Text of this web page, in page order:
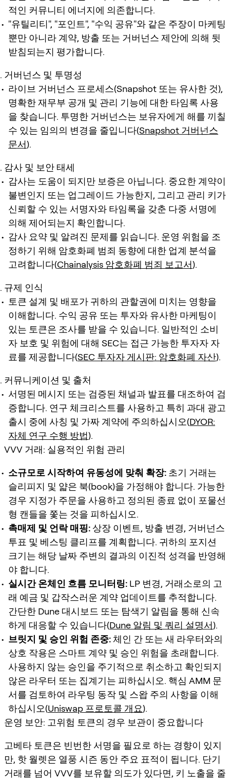
적인 커뮤니티 에너지에 의존합니다.
"유틸리티", "포인트", "수익 공유"와 같은 주장이 마케팅
뿐만 아니라 계약, 방출 또는 거버넌스 제안에 의해 뒷
받침되는지 평가합니다.
거버넌스 및 투명성
라이브 거버넌스 프로세스(Snapshot 또는 유사한 것),
명확한 재무부 공개 및 관리 기능에 대한 타임록 사용
을 찾습니다. 투명한 거버넌스는 보유자에게 해를 끼칠
수 있는 임의의 변경을 줄입니다(Snapshot 거버넌스
문서).
감사 및 보안 태세
감사는 도움이 되지만 보증은 아닙니다. 중요한 계약이
불변인지 또는 업그레이드 가능한지, 그리고 관리 키가
신뢰할 수 있는 서명자와 타임록을 갖춘 다중 서명에
의해 제어되는지 확인합니다.
감사 요약 및 알려진 문제를 읽습니다. 운영 위험을 조
정하기 위해 암호화폐 범죄 동향에 대한 업계 분석을
고려합니다(Chainalysis 암호화폐 범죄 보고서).
규제 인식
토큰 설계 및 배포가 귀하의 관할권에 미치는 영향을
이해합니다. 수익 공유 또는 투자와 유사한 마케팅이
있는 토큰은 조사를 받을 수 있습니다. 일반적인 소비
자 보호 및 위험에 대해 SEC는 접근 가능한 투자자 자
료를 제공합니다(SEC 투자자 게시판: 암호화폐 자산).
커뮤니케이션 및 출처
서명된 메시지 또는 검증된 채널과 발표를 대조하여 검
증합니다. 연구 체크리스트를 사용하고 특히 과대 광고
출시 중에 사칭 및 가짜 계약에 주의하십시오(DYOR:
자체 연구 수행 방법).
VVV 거래: 실용적인 위험 관리
소규모로 시작하여 유동성에 맞춰 확장: 초기 거래는
슬리피지 및 얇은 북(book)을 가정해야 합니다. 가능한
경우 지정가 주문을 사용하고 정의된 종료 없이 포물선
형 캔들을 쫓는 것을 피하십시오.
촉매제 및 언락 매핑: 상장 이벤트, 방출 변경, 거버넌스
투표 및 베스팅 클리프를 계획합니다. 귀하의 포지션
크기는 해당 날짜 주변의 결과의 이진적 성격을 반영해
야 합니다.
실시간 온체인 흐름 모니터링: LP 변경, 거래소로의 고
래 예금 및 갑작스러운 계약 업데이트를 추적합니다.
간단한 Dune 대시보드 또는 탐색기 알림을 통해 신속
하게 대응할 수 있습니다(Dune 알림 및 쿼리 설명서).
브릿지 및 승인 위험 존중:체인 간 또는 새 라우터와의
상호 작용은 스마트 계약 및 승인 위험을 초래합니다.
사용하지 않는 승인을 주기적으로 취소하고 확인되지
않은 라우터 또는 집계기는 피하십시오. 핵심 AMM 문
서를 검토하여 라우팅 동작 및 스왑 주의 사항을 이해
하십시오(Uniswap 프로토콜 개요).
운영 보안: 고위험 토큰의 경우 보관이 중요합니다
고베타 토큰은 빈번한 서명을 필요로 하는 경향이 있지
만, 핫 월렛은 열풍 시즌 동안 주요 표적이 됩니다. 단기
거래를 넘어 VVV를 보유할 의도가 있다면, 키 노출을 줄